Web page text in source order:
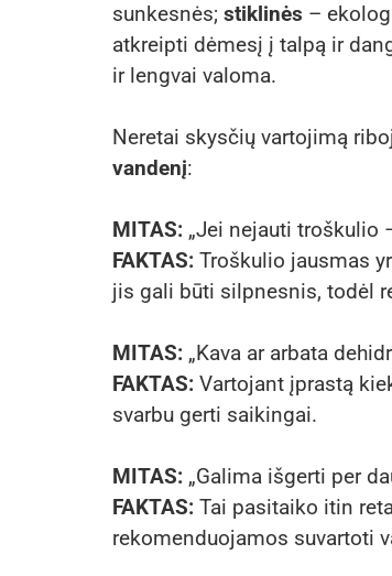
sunkesnės; stiklinės –
atkreipti dėmesį į talpą ir
ir lengvai valoma.
Neretai skysčių vartojimą
vandenį:
MITAS: „Jei nejauti troškulio
FAKTAS: Troškulio jausmas
jis gali būti silpnesnis, todėl
MITAS: „Kava ar arbata
FAKTAS: Vartojant įprastą
svarbu gerti saikingai.
MITAS: „Galima išgerti per
FAKTAS: Tai pasitaiko itin
rekomenduojamos suvartoti